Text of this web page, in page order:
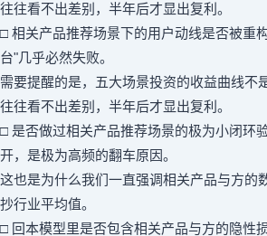
往往看不出差别，半年后才显出复利。
□ 相关产品推荐场景下的用户动线是否被
台"几乎必然失败。
需要提醒的是，五大场景投资的收益曲线
往往看不出差别，半年后才显出复利。
□ 是否做过相关产品推荐场景的极为小闭
开，是极为高频的翻车原因。
这也是为什么我们一直强调相关产品与方的
抄行业平均值。
□ 回本模型里是否包含相关产品与方的隐